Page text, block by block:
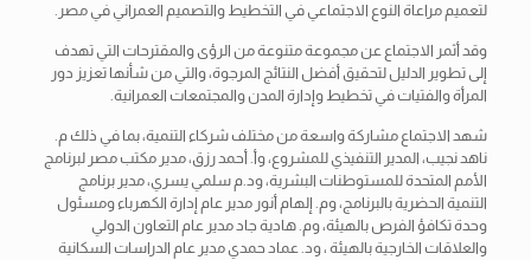
لتعميم مراعاة النوع الاجتماعي في التخطيط والتصميم العمراني في مصر.
وقد أثمر الاجتماع عن مجموعة متنوعة من الرؤى والمقترحات التي تهدف
إلى تطوير الدليل لتحقيق أفضل النتائج المرجوة، والتي من شأنها تعزيز دور
المرأة والفتيات في تخطيط وإدارة المدن والمجتمعات العمرانية.
شهد الاجتماع مشاركة واسعة من مختلف شركاء التنمية، بما في ذلك م.
ناهد نجيب، المدير التنفيذي للمشروع، وأ. أحمد رزق، مدير مكتب مصر لبرنامج
الأمم المتحدة للمستوطنات البشرية، ود.م سلمي يسري، مدير برنامج
التنمية الحضرية بالبرنامج، وم. إلهام أنور مدير عام إدارة الكهرباء ومسئول
وحدة تكافؤ الفرص بالهيئة، وم. هادية جاد مدير عام التعاون الدولي
والعلاقات الخارجية بالهيئة ، ود. عماد حمدي مدير عام الدراسات السكانية